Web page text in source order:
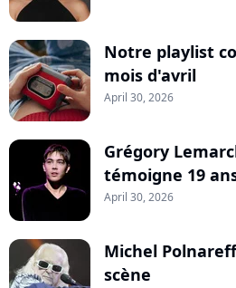
Notre playlist
mois d'avril
April 30, 2026
Grégory
témoigne 19
April 30, 2026
Michel
scène